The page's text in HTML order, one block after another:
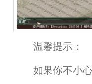
温馨提示：
如果你不小心